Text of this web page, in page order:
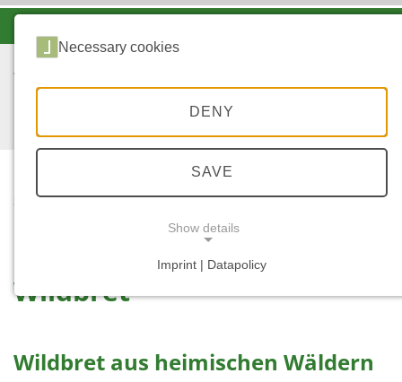
STARTSEITE
...
Wildbret
Wildbret aus heimischen Wäldern
Necessary cookies
DENY
SAVE
Show details
Imprint | Datapolicy